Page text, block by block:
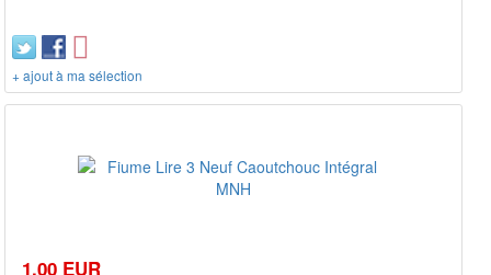
+ ajout à ma sélection
1,00 EUR